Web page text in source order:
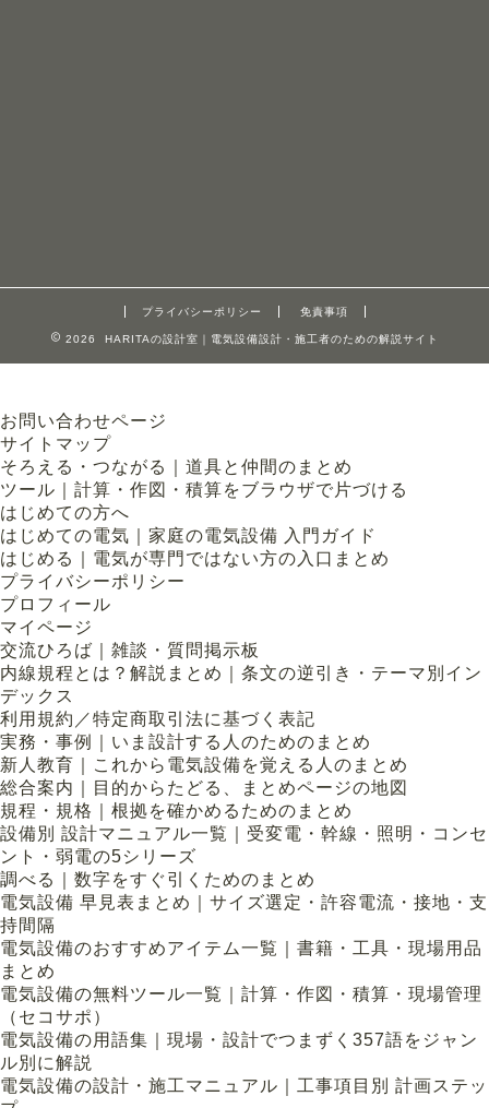
プライバシーポリシー 免責事項
2026 HARITAの設計室｜電気設備設計・施工者のための解説サイト
お問い合わせページ
サイトマップ
そろえる・つながる｜道具と仲間のまとめ
ツール｜計算・作図・積算をブラウザで片づける
はじめての方へ
はじめての電気｜家庭の電気設備 入門ガイド
はじめる｜電気が専門ではない方の入口まとめ
プライバシーポリシー
プロフィール
マイページ
交流ひろば｜雑談・質問掲示板
内線規程とは？解説まとめ｜条文の逆引き・テーマ別イン
デックス
利用規約／特定商取引法に基づく表記
実務・事例｜いま設計する人のためのまとめ
新人教育｜これから電気設備を覚える人のまとめ
総合案内｜目的からたどる、まとめページの地図
規程・規格｜根拠を確かめるためのまとめ
設備別 設計マニュアル一覧｜受変電・幹線・照明・コンセ
ント・弱電の5シリーズ
調べる｜数字をすぐ引くためのまとめ
電気設備 早見表まとめ｜サイズ選定・許容電流・接地・支
持間隔
電気設備のおすすめアイテム一覧｜書籍・工具・現場用品
まとめ
電気設備の無料ツール一覧｜計算・作図・積算・現場管理
（セコサポ）
電気設備の用語集｜現場・設計でつまずく357語をジャン
ル別に解説
電気設備の設計・施工マニュアル｜工事項目別 計画ステッ